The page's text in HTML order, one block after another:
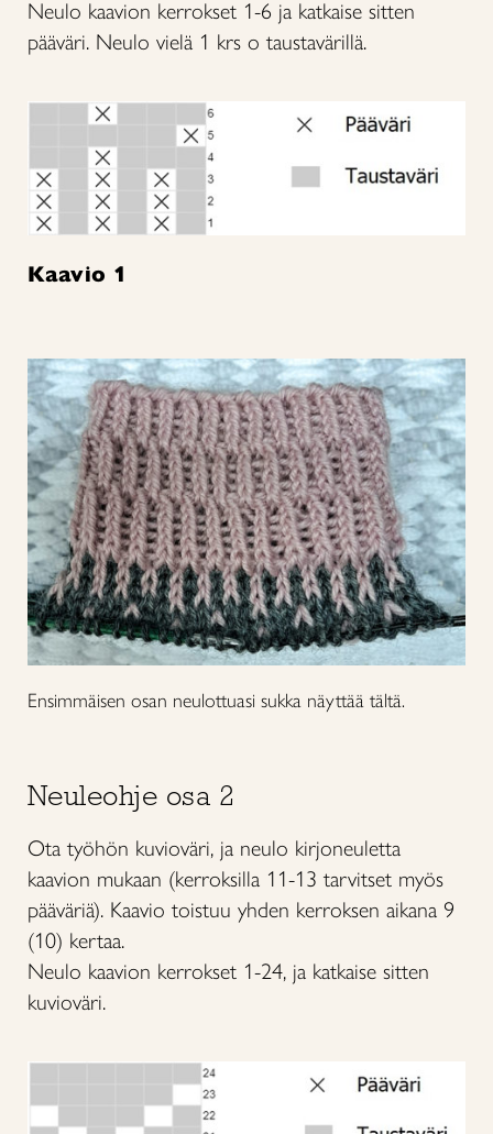
Neulo kaavion kerrokset 1-6 ja katkaise sitten
pääväri. Neulo vielä 1 krs o taustavärillä.
Kaavio 1
Ensimmäisen osan neulottuasi sukka näyttää tältä.
Neuleohje osa 2
Ota työhön kuvioväri, ja neulo kirjoneuletta
kaavion mukaan (kerroksilla 11-13 tarvitset myös
pääväriä). Kaavio toistuu yhden kerroksen aikana 9
(10) kertaa.
Neulo kaavion kerrokset 1-24, ja katkaise sitten
kuvioväri.